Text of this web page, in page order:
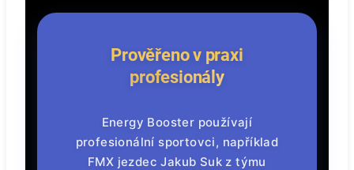
Prověřeno v praxi
profesionály
Energy Booster používají
profesionální sportovci, například
FMX jezdec Jakub Suk z týmu